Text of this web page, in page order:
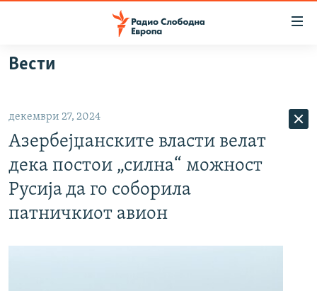
Оди
на
главната
навигација
Премини
на
пребарување
ВИЗУЕЛНО
ВЕСТИ
ШТО ТРЕБА ДА ЗНАЕТЕ
ПРИЈАВИ СЕ ЗА ЊУЗЛЕТЕР
Вести
декември 27, 2024
Азербејџанските власти велат
дека постои „силна“ можност
Русија да го соборила
патничкиот авион